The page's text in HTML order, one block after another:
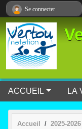
ACCUEIL LA
Accueil 2025-2026
Se connecter
Panneau de gestion